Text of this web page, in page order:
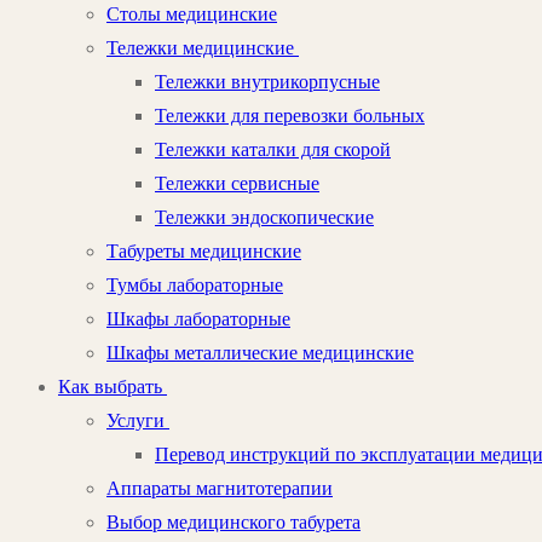
Столы медицинские
Тележки медицинские
Тележки внутрикорпусные
Тележки для перевозки больных
Тележки каталки для скорой
Тележки сервисные
Тележки эндоскопические
Табуреты медицинские
Тумбы лабораторные
Шкафы лабораторные
Шкафы металлические медицинские
Как выбрать
Услуги
Перевод инструкций по эксплуатации
Аппараты магнитотерапии
Выбор медицинского табурета